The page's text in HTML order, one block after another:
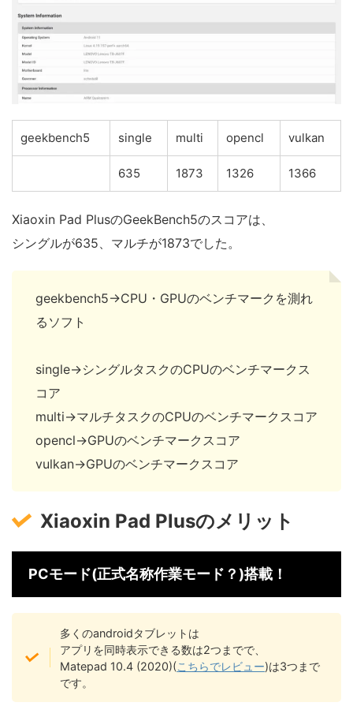
geekbench5 single multi opencl vulkan
635 1873 1326 1366
Xiaoxin Pad PlusのGeekBench5のスコアは、
シングルが635、マルチが1873でした。
geekbench5→CPU・GPUのベンチマークを測れ
るソフト
single→シングルタスクのCPUのベンチマークス
コア
multi→マルチタスクのCPUのベンチマークスコア
opencl→GPUのベンチマークスコア
vulkan→GPUのベンチマークスコア
Xiaoxin Pad Plusのメリット
PCモード(正式名称作業モード？)搭載！
多くのandroidタブレットは
アプリを同時表示できる数は2つまでで、
Matepad 10.4 (2020)(こちらでレビュー)は3つまで
です。